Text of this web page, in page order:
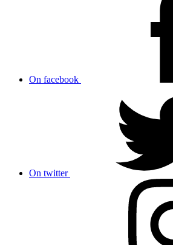
On facebook
On twitter